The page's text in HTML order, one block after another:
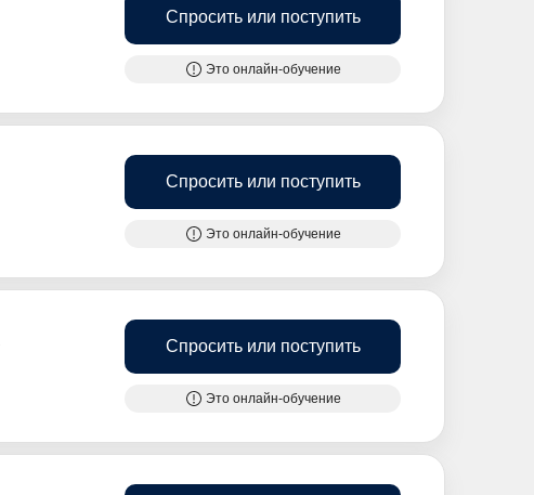
Спросить или поступить
Это онлайн-обучение
Спросить или поступить
Это онлайн-обучение
Спросить или поступить
Это онлайн-обучение